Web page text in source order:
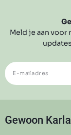
Meld je aan
Gewoon Karla